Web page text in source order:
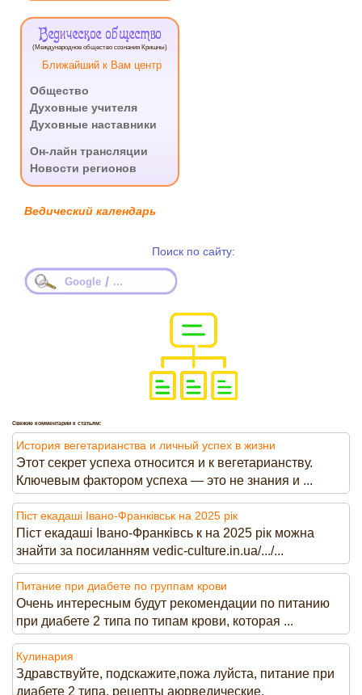
Ведическое общество
(Международное общество сознания Кришны)
Ближайший к Вам центр
Общество
Духовные учителя
Духовные наставники
Он-лайн трансляции
Новости регионов
Ведический календарь
Поиск по сайту:
Google / ...
Свежие комментарии к статьям:
История вегетарианства и личный успех в жизни
Этот секрет успеха относится и к вегетарианству.
Ключевым фактором успеха — это не знания и ...
Піст екадаші Івано-Франківськ на 2025 рік
Піст екадаші Івано-Франківсь к на 2025 рік можна
знайти за посиланням vedic-culture.in.ua/.../...
Питание при диабете по группам крови
Очень интересным будут рекомендации по питанию
при диабете 2 типа по типам крови, которая ...
Кулинария
Здравствуйте, подскажите,пожа луйста, питание при
диабете 2 типа, рецепты аюрведические.